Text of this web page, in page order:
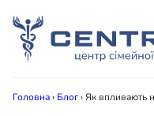
Головна› Блог›Як впливають